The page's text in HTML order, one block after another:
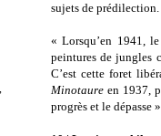
sujets de
« Lorsqu’en 1941,
peintures de jungles
C’est cette foret
Minotaure en 1937,
progrès et le dépasse